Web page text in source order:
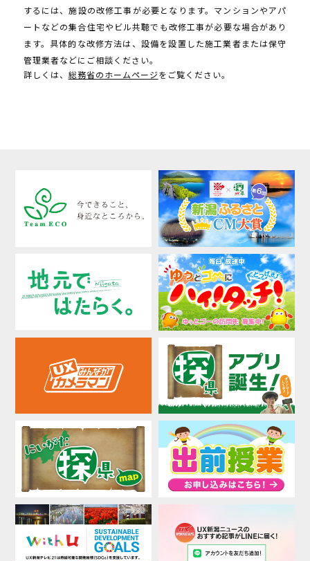
するには、施設の改修工事が必要となります。マンションやアパ
ートなどの集合住宅やビル共聴でも改修工事が必要な場合があり
ます。具体的な改修方法は、設備を設置した施工業者または保守
管理業者などにご相談ください。
詳しくは、 総務省のホームページをご覧ください。